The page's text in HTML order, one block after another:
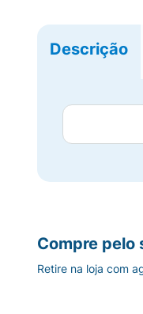
Descrição
Compre pelo
Retire na loja com